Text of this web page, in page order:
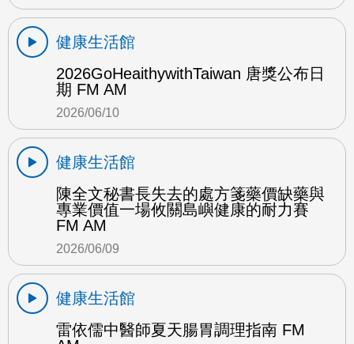
健康生活館
2026GoHeaithywithTaiwan 唐獎公布日
期 FM AM
2026/06/10
健康生活館
陳全文秘書長失去的處方箋藥價缺藥與
專業價值一場攸關島嶼健康的耐力賽
FM AM
2026/06/09
健康生活館
雷依儒中醫師夏天腸胃調理指南 FM